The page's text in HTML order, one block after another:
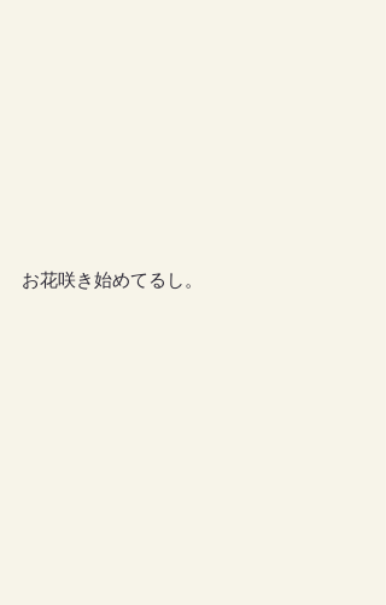
お花咲き始めてるし。